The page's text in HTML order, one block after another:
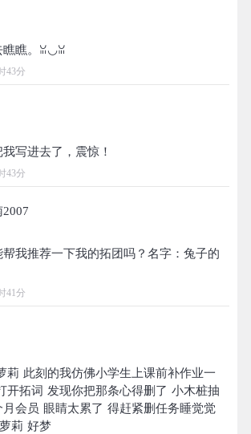
43分
43分
帮我推荐一下我的拓团吗？名字：兔子的
41分
莉 此刻的我仿佛小学生上课前补作业一
开拓词 发现你把那条心得删了 小木桩抽
月会员 眼睛太累了 得赶紧删任务睡觉觉